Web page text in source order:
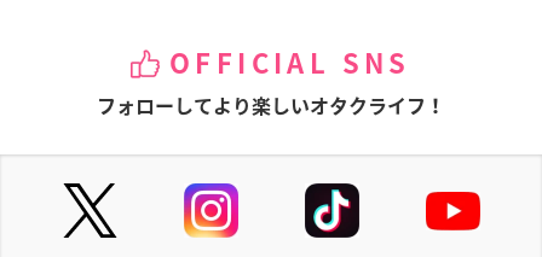
OFFICIAL SNS
フォローしてより楽しいオタクライフ！